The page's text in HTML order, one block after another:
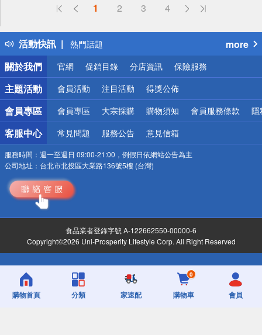
1 2 3 4
活動快訊
偏遠地區配送
得獎公告
熱門話題
銀行優惠
偏遠地區配送
詐騙網頁！請小心！
more
關於我們
官網 促銷目錄 分店資訊 保險服務
主題活動 會員活動 注目活動 得獎公佈
會員專區 會員專區 大宗採購 購物須知 會員服務條款 隱
客服中心 常見問題 服務公告 意見信箱
服務時間： 週一至週日 09:00-21:00，例假日依網站公告為主
公司地址： 台北市北投區大業路136號5樓 (台灣)
食品業者登錄字號 A-122662550-00000-6
Copyright©2026 Uni-Prosperity Lifestyle Corp. All Right Reserved
購物首頁 分類 家速配
0
購物車 會員